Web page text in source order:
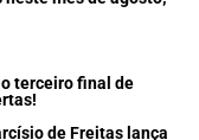
terceiro final de
de Freitas lança